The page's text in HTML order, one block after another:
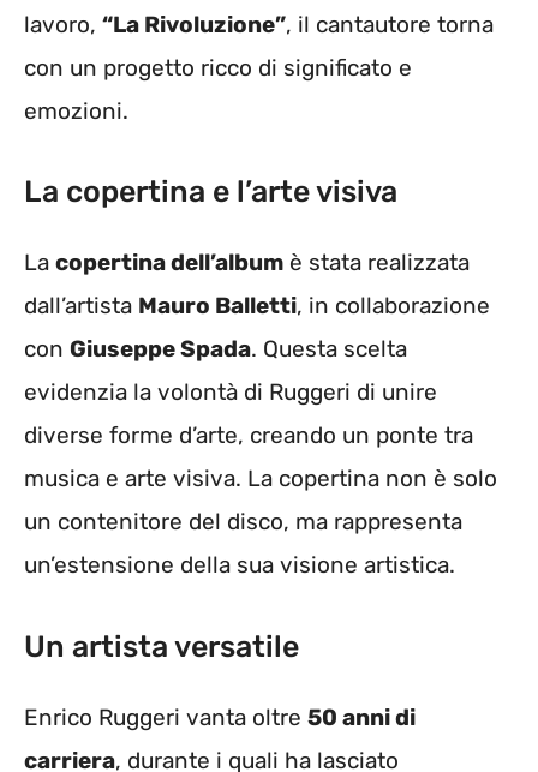
lavoro, “La Rivoluzione”, il cantautore torna
con un progetto ricco di significato e
emozioni.
La copertina e l’arte visiva
La copertina dell’album è stata realizzata
dall’artista Mauro Balletti, in collaborazione
con Giuseppe Spada. Questa scelta
evidenzia la volontà di Ruggeri di unire
diverse forme d’arte, creando un ponte tra
musica e arte visiva. La copertina non è solo
un contenitore del disco, ma rappresenta
un’estensione della sua visione artistica.
Un artista versatile
Enrico Ruggeri vanta oltre 50 anni di
carriera, durante i quali ha lasciato